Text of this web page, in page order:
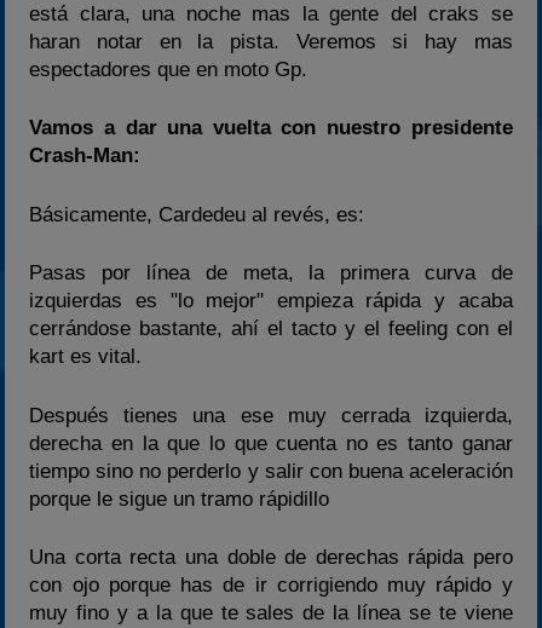
está clara, una noche mas la gente del craks se
haran notar en la pista. Veremos si hay mas
espectadores que en moto Gp.
Vamos a dar una vuelta con nuestro presidente
Crash-Man:
Básicamente, Cardedeu al revés, es:
Pasas por línea de meta, la primera curva de
izquierdas es "lo mejor" empieza rápida y acaba
cerrándose bastante, ahí el tacto y el feeling con el
kart es vital.
Después tienes una ese muy cerrada izquierda,
derecha en la que lo que cuenta no es tanto ganar
tiempo sino no perderlo y salir con buena aceleración
porque le sigue un tramo rápidillo
Una corta recta una doble de derechas rápida pero
con ojo porque has de ir corrigiendo muy rápido y
muy fino y a la que te sales de la línea se te viene